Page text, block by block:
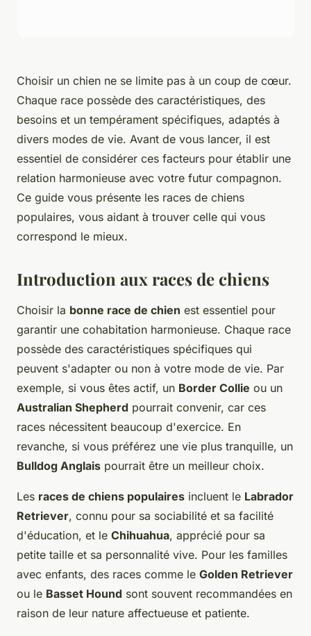
Choisir un chien ne se limite pas à un coup de cœur.
Chaque race possède des caractéristiques, des
besoins et un tempérament spécifiques, adaptés à
divers modes de vie. Avant de vous lancer, il est
essentiel de considérer ces facteurs pour établir une
relation harmonieuse avec votre futur compagnon.
Ce guide vous présente les races de chiens
populaires, vous aidant à trouver celle qui vous
correspond le mieux.
Introduction aux races de chiens
Choisir la bonne race de chien est essentiel pour
garantir une cohabitation harmonieuse. Chaque race
possède des caractéristiques spécifiques qui
peuvent s'adapter ou non à votre mode de vie. Par
exemple, si vous êtes actif, un Border Collie ou un
Australian Shepherd pourrait convenir, car ces
races nécessitent beaucoup d'exercice. En
revanche, si vous préférez une vie plus tranquille, un
Bulldog Anglais pourrait être un meilleur choix.
Les races de chiens populaires incluent le Labrador
Retriever, connu pour sa sociabilité et sa facilité
d'éducation, et le Chihuahua, apprécié pour sa
petite taille et sa personnalité vive. Pour les familles
avec enfants, des races comme le Golden Retriever
ou le Basset Hound sont souvent recommandées en
raison de leur nature affectueuse et patiente.